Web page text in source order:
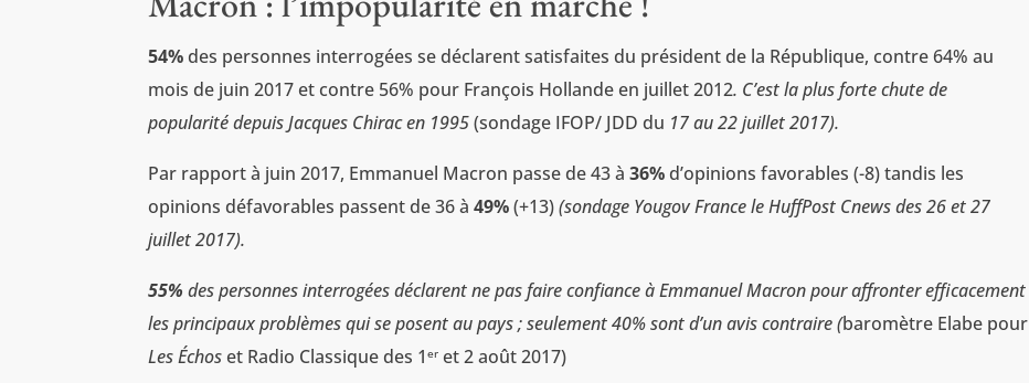
54% des personnes interrogées se déclarent satisfaites du président de la République, contre 64% au
mois de juin 2017 et contre 56% pour François Hollande en juillet 2012. C’est la plus forte chute de
popularité depuis Jacques Chirac en 1995(sondage IFOP/ JDD du 17 au 22 juillet 2017).
Par rapport à juin 2017, Emmanuel Macron passe de 43 à36% d’opinions favorables (-8) tandis les
opinions défavorables passent de 36 à49%(+13)(sondage Yougov France le HuffPost Cnews des 26 et 27
juillet 2017).
55% des personnes interrogées déclarent ne pas faire confiance à Emmanuel Macron pour affronter efficacement
les principaux problèmes qui se posent au pays ; seulement 40% sont d’un avis contraire (baromètre Elabe pour
Les Échos et Radio Classique des 1er et 2 août 2017)